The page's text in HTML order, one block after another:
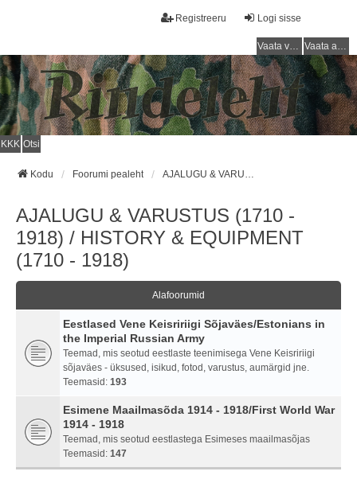
Logi sisse
Registreeru
Vaata vastamata teemasi Vaata aktiivseid teemasid
KKK Otsi
Kodu Foorumi pealeht AJALUGU & VARUSTUS (1710 - 1918) / HISTORY & EQUIPMENT (1710 - 1918)
AJALUGU & VARUSTUS (1710 -
1918) / HISTORY & EQUIPMENT
(1710 - 1918)
Alafoorumid
Eestlased Vene Keisririigi Sõjaväes/Estonians in
the Imperial Russian Army
Teemad, mis seotud eestlaste teenimisega Vene Keisririigi
sõjaväes - üksused, isikud, fotod, varustus, aumärgid jne.
Teemasid: 193
Esimene Maailmasõda 1914 - 1918/First World War
1914 - 1918
Teemad, mis seotud eestlastega Esimeses maailmasõjas
Teemasid: 147